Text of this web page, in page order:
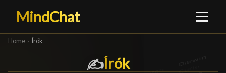
MindChat
Home › Írók
✍️Írók
Írók